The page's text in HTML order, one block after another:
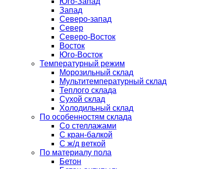
Запад
Северо-запад
Север
Северо-Восток
Восток
Юго-Восток
Температурный режим
Морозильный склад
Мультитемпературный склад
Теплого склада
Сухой склад
Холодильный склад
По особенностям склада
Со стеллажами
С кран-балкой
С ж/д веткой
По материалу пола
Бетон